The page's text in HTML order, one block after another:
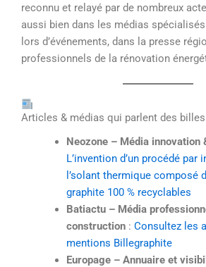
reconnu et relayé par de nombreux
aussi bien dans les médias
lors d’événements, dans la presse
professionnels de la rénovation
Articles & médias qui parlent des
Neozone – Média innovation
L’invention d’un procédé
l’solant thermique composé
graphite 100 % recyclables
Batiactu – Média
construction: Consultez les
mentions Billegraphite
Europage – Annuaire et